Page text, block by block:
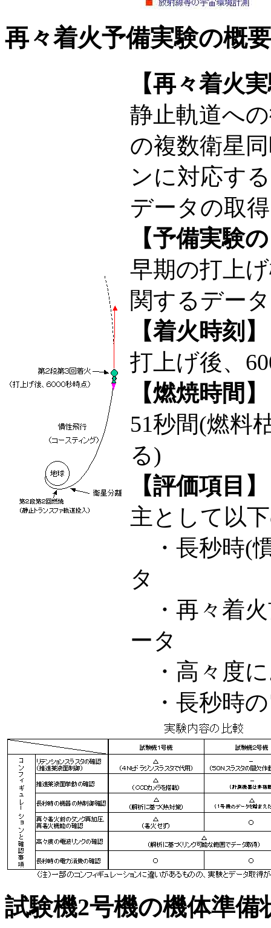
再々着火予備実験の概要
【再々着火
静止軌道へ
の複数衛星
ンに対応す
データの取
【予備実験
早期の打上
関するデー
【着火時刻】
打上げ後、
【燃焼時間】
51秒間(燃料
る)
【評価項目】
主として以
・長秒時(
タ
・再々着火
ータ
・高々度に
・長秒時の
試験機2号機の機体準備